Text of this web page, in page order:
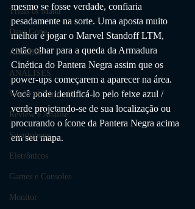
Trials of Mana
Days Gone
ANIMES
ANÁLISES
World of Warcraft
Review e Análise
Smartphone
Eletrônicos
Games e Consoles
Monitor
mesmo se fosse verdade, confiaria
pesadamente na sorte. Uma aposta muito
melhor é jogar o Marvel Standoff LTM,
então olhar para a queda da Armadura
Cinética do Pantera Negra assim que os
power-ups começarem a aparecer na área.
Você pode identificá-lo pelo feixe azul /
verde projetando-se de sua localização ou
procurando o ícone da Pantera Negra acima
em seu mapa.